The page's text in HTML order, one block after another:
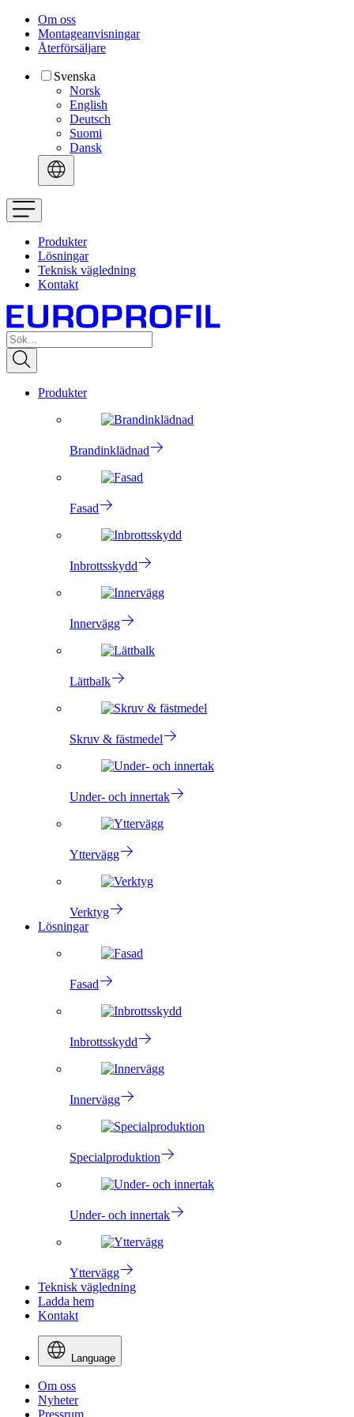
Om oss
Montageanvisningar
Återförsäljare
Svenska
Norsk
English
Deutsch
Suomi
Dansk
Produkter
Lösningar
Teknisk vägledning
Kontakt
Produkter
Brandinklädnad
Fasad
Inbrottsskydd
Innervägg
Lättbalk
Skruv & fästmedel
Under- och innertak
Yttervägg
Verktyg
Lösningar
Fasad
Inbrottsskydd
Innervägg
Specialproduktion
Under- och innertak
Yttervägg
Teknisk vägledning
Ladda hem
Kontakt
Language
Om oss
Nyheter
Pressrum